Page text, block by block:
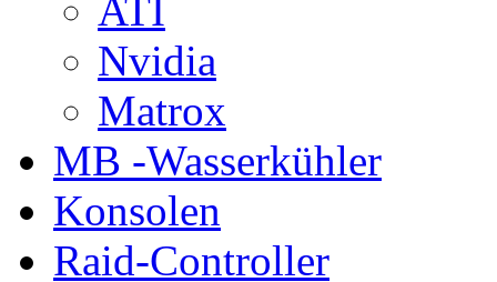
ATI
Nvidia
Matrox
MB -Wasserkühler
Konsolen
Raid-Controller